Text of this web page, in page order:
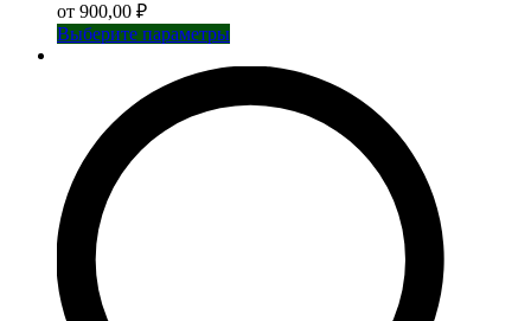
от 900,00 ₽
Выберите параметрыЭтот
вариаций.